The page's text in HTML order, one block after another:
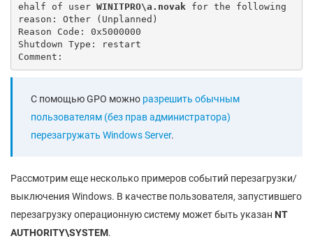
ehalf of user WINITPRO\a.novak for the following
reason: Other (Unplanned)
Reason Code: 0x5000000
Shutdown Type: restart
Comment:
С помощью GPO можно разрешить обычным
пользователям (без прав администратора)
перезагружать Windows Server.
Рассмотрим еще несколько примеров событий перезагрузки/
выключения Windows. В качестве пользователя, запустившего
перезагрузку операционную систему может быть указан NT
AUTHORITY\SYSTEM.